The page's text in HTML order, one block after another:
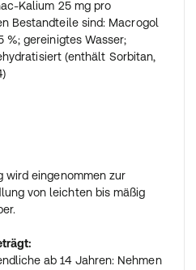
Kalium 25 mg pro
Bestandteile sind: Macrogol
gereinigtes Wasser;
(enthält Sorbitan,
wird eingenommen zur
von leichten bis mäßig
ab 14 Jahren: Nehmen